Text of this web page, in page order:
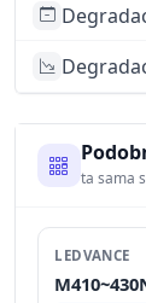
ta sama
LEDVANCE